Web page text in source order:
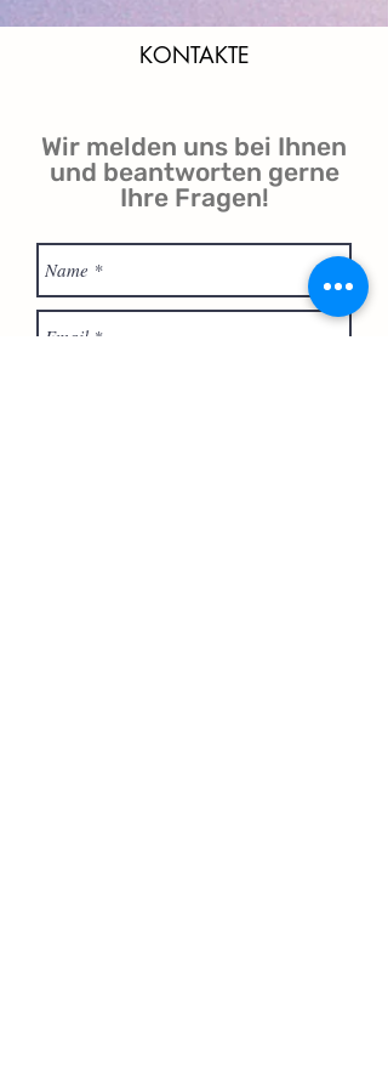
KONTAKTE
Wir melden uns bei Ihnen
und beantworten gerne
Ihre Fragen!